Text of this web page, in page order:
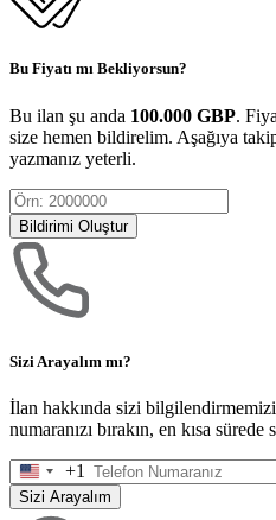
Bu Fiyatı mı Bekliyorsun?
Bu ilan şu anda 100.000 GBP.
size hemen bildirelim. Aşağıya
yazmanız yeterli.
Bildirimi Oluştur
Sizi Arayalım mı?
İlan hakkında sizi
numaranızı bırakın, en kısa sürede
United
States
+1
Sizi Arayalım